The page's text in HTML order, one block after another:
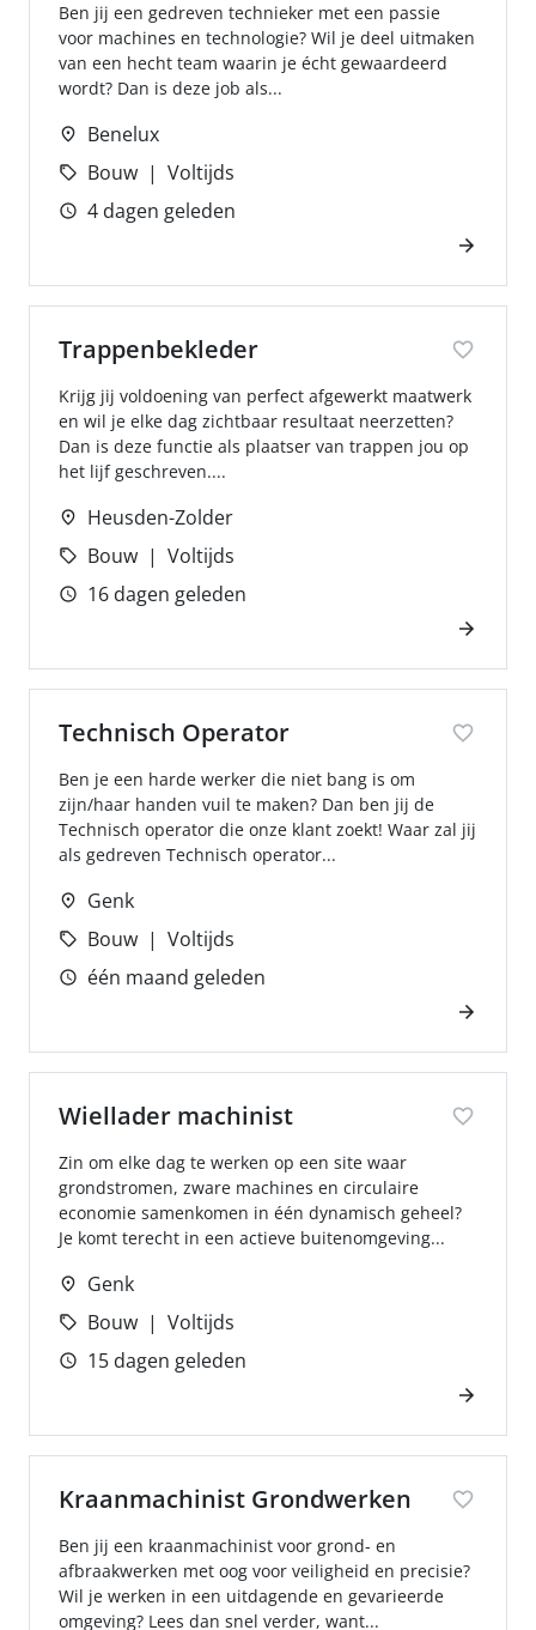
Ben jij een gedreven technieker met een passie
voor machines en technologie? Wil je deel uitmaken
van een hecht team waarin je écht gewaardeerd
wordt? Dan is deze job als...
Benelux
Bouw
Voltijds
4 dagen geleden
Trappenbekleder
Krijg jij voldoening van perfect afgewerkt maatwerk
en wil je elke dag zichtbaar resultaat neerzetten?
Dan is deze functie als plaatser van trappen jou op
het lijf geschreven....
Heusden-Zolder
Bouw
Voltijds
16 dagen geleden
Technisch Operator
Ben je een harde werker die niet bang is om
zijn/haar handen vuil te maken? Dan ben jij de
Technisch operator die onze klant zoekt! Waar zal jij
als gedreven Technisch operator...
Genk
Bouw
Voltijds
één maand geleden
Wiellader machinist
Zin om elke dag te werken op een site waar
grondstromen, zware machines en circulaire
economie samenkomen in één dynamisch geheel?
Je komt terecht in een actieve buitenomgeving...
Genk
Bouw
Voltijds
15 dagen geleden
Kraanmachinist Grondwerken
Ben jij een kraanmachinist voor grond- en
afbraakwerken met oog voor veiligheid en precisie?
Wil je werken in een uitdagende en gevarieerde
omgeving? Lees dan snel verder, want...